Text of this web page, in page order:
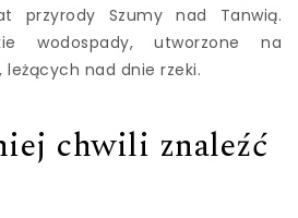
przyrody Szumy nad Tanwią.
wodospady, utworzone na
nad dnie rzeki.
chwili znaleźć